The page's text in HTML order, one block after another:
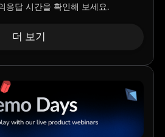
응답 시간을 확인해 보세요.
더 보기